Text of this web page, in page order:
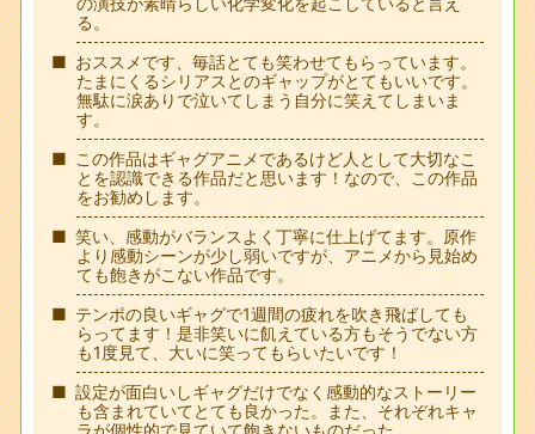
る。
おススメです、毎話とても笑わせてもらっています。
たまにくるシリアスとのギャップがとてもいいです。
無駄に涙ありで泣いてしまう自分に笑えてしまいま
す。
この作品はギャグアニメであるけど人として大切なこ
とを認識できる作品だと思います！なので、この作品
をお勧めします。
笑い、感動がバランスよく丁寧に仕上げてます。原作
より感動シーンが少し弱いですが、アニメから見始め
ても飽きがこない作品です。
テンポの良いギャグで1週間の疲れを吹き飛ばしても
らってます！是非笑いに飢えている方もそうでない方
も1度見て、大いに笑ってもらいたいです！
設定が面白いしギャグだけでなく感動的なストーリー
も含まれていてとても良かった。また、それぞれキャ
ラが個性的で見ていて飽きないものだった。